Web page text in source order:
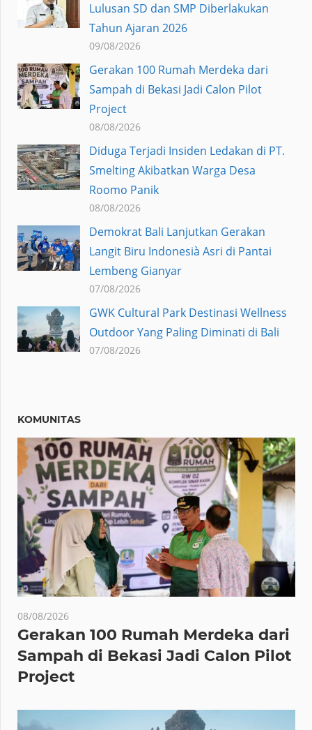
Lulusan SD dan SMP Diberlakukan
Tahun Ajaran 2026
09/08/2026
Gerakan 100 Rumah Merdeka dari
Sampah di Bekasi Jadi Calon Pilot
Project
08/08/2026
Diduga Terjadi Insiden Ledakan di PT.
Smelting Akibatkan Warga Desa
Roomo Panik
08/08/2026
Demokrat Bali Lanjutkan Gerakan
Langit Biru Indonesià Asri di Pantai
Lembeng Gianyar
07/08/2026
GWK Cultural Park Destinasi Wellness
Outdoor Yang Paling Diminati di Bali
07/08/2026
KOMUNITAS
08/08/2026
Gerakan 100 Rumah Merdeka dari
Sampah di Bekasi Jadi Calon Pilot
Project